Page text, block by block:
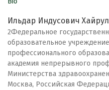
Ильдар Индусович
2Федеральное
образовательное
профессионального
академия непрерывного
Министерства
Москва, Российская